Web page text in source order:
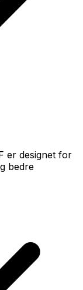
er designet for
bedre